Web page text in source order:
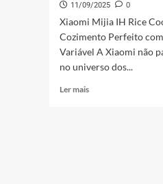
11/09/2025 0
Xiaomi Mijia IH Rice
Cozimento Perfeito
Variável A Xiaomi não
no universo dos...
Ler maisLeia